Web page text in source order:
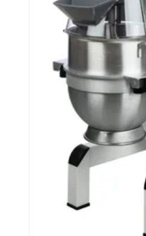
Kodiak 20 är det
kapacitet och samma
golvmodeller i 30–40-